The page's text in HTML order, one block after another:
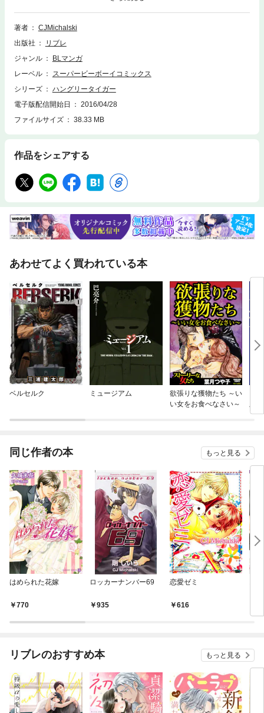
め…!? 大人気「森のアニマルカンパニー」シリーズから、「ハングリー
タイガー」編、待望のコミックス化！
著者
CJMichalski
出版社
リブレ
ジャンル
BLマンガ
レーベル
スーパービーボーイコミックス
シリーズ
ハングリータイガー
電子版配信開始日
2016/04/28
ファイルサイズ
38.33 MB
作品をシェアする
あわせてよく買われている本
ベルセルク ミュージアム
欲張りな獲物たち ～い
い女をお食べなさい～
版
魔
同じ作者の本 もっと見る
はめられた花嫁
770
ロッカーナンバー69
935
恋愛ゼミ
616
リブレのおすすめ本 もっと見る